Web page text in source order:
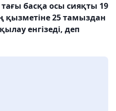
басқа осы сияқты 19
25 тамыздан
енгізеді, деп